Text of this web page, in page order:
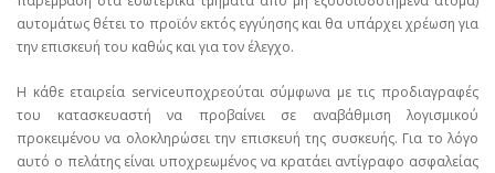
αυτομάτως θέτει το προϊόν εκτός εγγύησης και θα υπάρχει χρέωση για
την επισκευή του καθώς και για τον έλεγχο.
Η κάθε εταιρεία serviceυποχρεούται σύμφωνα με τις προδιαγραφές
του κατασκευαστή να προβαίνει σε αναβάθμιση λογισμικού
προκειμένου να ολοκληρώσει την επισκευή της συσκευής. Για το λόγο
αυτό ο πελάτης είναι υποχρεωμένος να κρατάει αντίγραφο ασφαλείας